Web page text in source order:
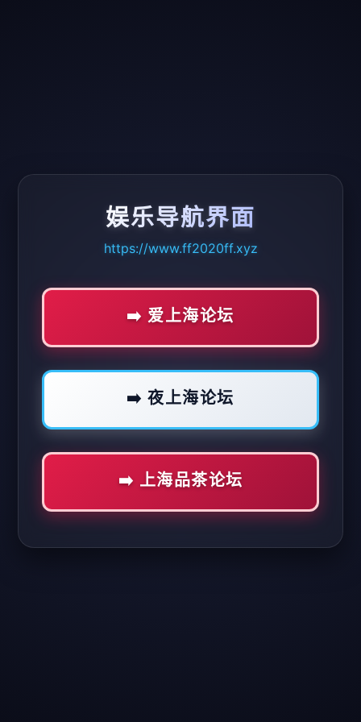
娱乐导航界面
https://www.ff2020ff.xyz
➡️ 爱上海论坛
➡️ 夜上海论坛
➡️ 上海品茶论坛